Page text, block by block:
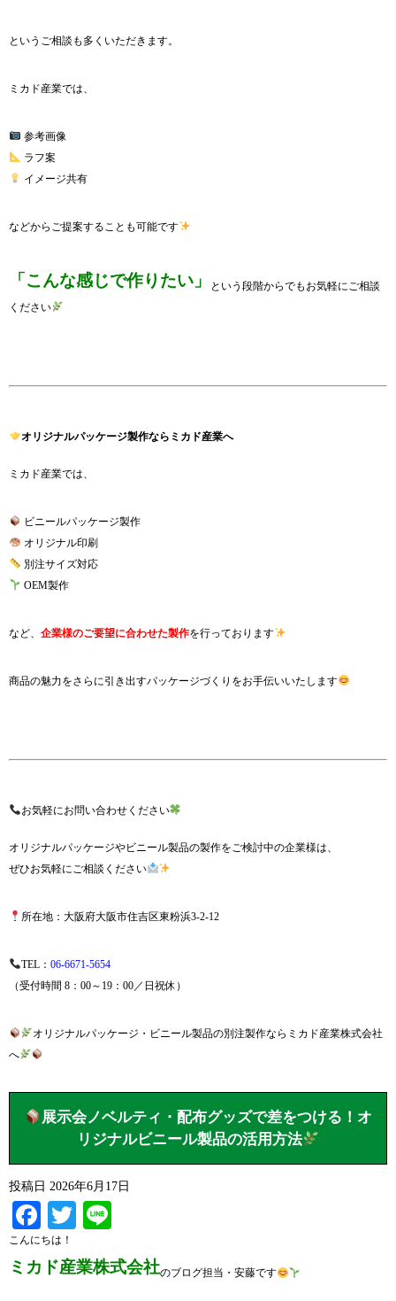
というご相談も多くいただきます。
ミカド産業では、
参考画像
ラフ案
イメージ共有
などからご提案することも可能です
「こんな感じで作りたい」
という段階からでもお気軽にご相談
ください
オリジナルパッケージ製作ならミカド産業へ
ミカド産業では、
ビニールパッケージ製作
オリジナル印刷
別注サイズ対応
OEM製作
など、 企業様のご要望に合わせた製作を行っております
商品の魅力をさらに引き出すパッケージづくりをお手伝いいたします
お気軽にお問い合わせください
オリジナルパッケージやビニール製品の製作をご検討中の企業様は、
ぜひお気軽にご相談ください
所在地：大阪府大阪市住吉区東粉浜3-2-12
TEL： 06-6671-5654
（受付時間 8：00～19：00／日祝休）
オリジナルパッケージ・ビニール製品の別注製作ならミカド産業株式会社
へ
展示会ノベルティ・配布グッズで差をつける！オ
リジナルビニール製品の活用方法
投稿日 2026年6月17日
Facebook
Twitter
こんにちは！
ミカド産業株式会社のブログ担当・安藤です